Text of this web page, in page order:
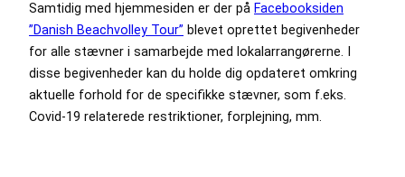
Samtidig med hjemmesiden er der på Facebooksiden
”Danish Beachvolley Tour” blevet oprettet begivenheder
for alle stævner i samarbejde med lokalarrangørerne. I
disse begivenheder kan du holde dig opdateret omkring
aktuelle forhold for de specifikke stævner, som f.eks.
Covid-19 relaterede restriktioner, forplejning, mm.